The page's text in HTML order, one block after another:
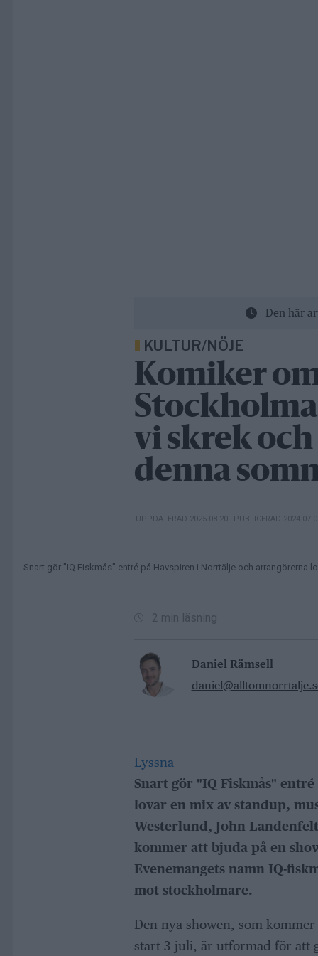
Den här
KULTUR/NÖJE
Komiker
vi skrek
denna
UPPDATERAD 2025-08-20 , PUBLICERAD 2024-07-
Snart gör "IQ Fiskmås" entré på Havspiren i Norrtälje och arrangörerna
2 min läsning
Daniel Rämsell
Lyssna
Snart gör "IQ Fiskmås"
lovar en mix av standup,
Westerlund, John
kommer att bjuda på en
Evenemangets namn IQ-
mot stockholmare.
Den nya showen, som
start 3 juli, är utformad för att